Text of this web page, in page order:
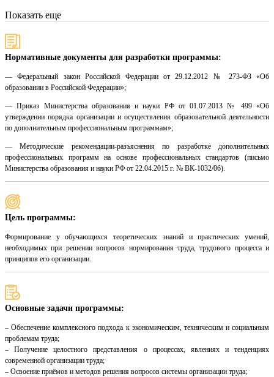
Показать еще
Нормативные документы для разработки программы:
— Федеральный закон Российской Федерации от 29.12.2012 № 273-ФЗ «Об
образовании в Российской Федерации»;
— Приказ Министерства образования и науки РФ от 01.07.2013 № 499 «Об
утверждении порядка организации и осуществления образовательной деятельности
по дополнительным профессиональным программам»;
— Методические рекомендации-разъяснения по разработке дополнительных
профессиональных программ на основе профессиональных стандартов (письмо
Министерства образования и науки РФ от 22.04.2015 г. № ВК-1032/06).
Цель программы:
Формирование у обучающихся теоретических знаний и практических умений,
необходимых при решении вопросов нормирования труда, трудового процесса и
принципов его организации.
Основные задачи программы:
– Обеспечение комплексного подхода к экономическим, техническим и социальным
проблемам труда;
– Получение целостного представления о процессах, явлениях и тенденциях
современной организации труда;
– Освоение приёмов и методов решения вопросов системы организации труда;